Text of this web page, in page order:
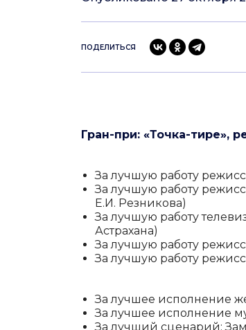
ПОДЕЛИТЬСЯ
Гран-при: «Точка-тире»,
За лучшую работу
За лучшую работу
Е.И. Резникова)
За лучшую работу
Астрахана)
За лучшую работу
За лучшую работу
За лучшее исполнение
За лучшее исполнение
За лучший сценарий: